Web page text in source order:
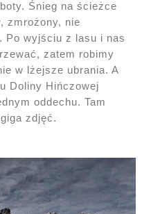
Śnieg na ścieżce
zmrożony, nie
Po wyjściu z lasu i nas
zatem robimy
w lżejsze ubrania. A
Doliny Hińczowej
oddechu. Tam
zdjęć.